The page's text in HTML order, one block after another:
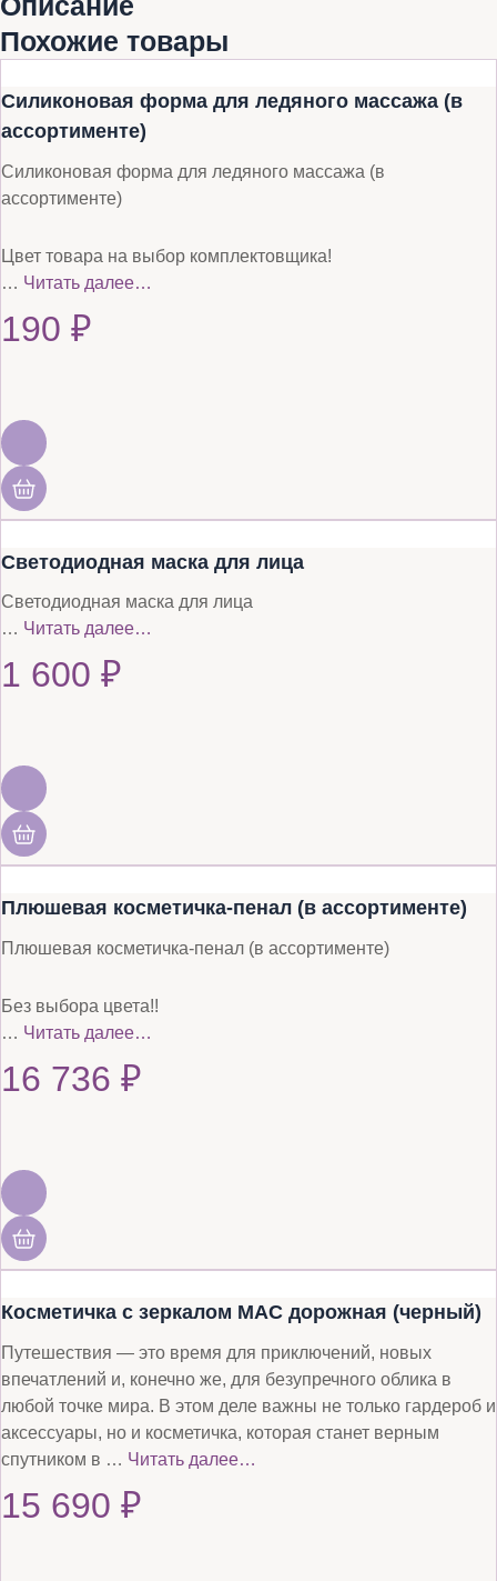
Похожие товары
Силиконовая форма для ледяного массажа (в
ассортименте)
Силиконовая форма для ледяного массажа (в
ассортименте)
Цвет товара на выбор комплектовщика!
… Читать далее…
190 ₽
Светодиодная маска для лица
Светодиодная маска для лица
… Читать далее…
1 600 ₽
Плюшевая косметичка-пенал (в ассортименте)
Плюшевая косметичка-пенал (в ассортименте)
Без выбора цвета!!
… Читать далее…
16 736 ₽
Косметичка с зеркалом MAC дорожная (черный)
Путешествия — это время для приключений, новых
впечатлений и, конечно же, для безупречного облика в
любой точке мира. В этом деле важны не только гардероб и
аксессуары, но и косметичка, которая станет верным
спутником в … Читать далее…
15 690 ₽